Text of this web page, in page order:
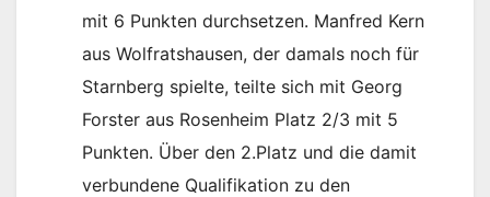
mit 6 Punkten durchsetzen. Manfred Kern
aus Wolfratshausen, der damals noch für
Starnberg spielte, teilte sich mit Georg
Forster aus Rosenheim Platz 2/3 mit 5
Punkten. Über den 2.Platz und die damit
verbundene Qualifikation zu den